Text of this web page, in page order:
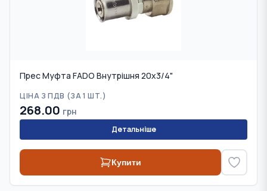
Прес Муфта FADO Внутрішня 20х3/4"
ЦІНА З ПДВ (ЗА 1 ШТ.)
268.00 грн
Детальніше
Купити